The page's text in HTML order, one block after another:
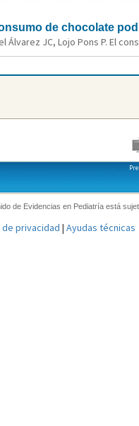
de chocolate
Álvarez JC, Lojo Pons P. El
de Evidencias en Pediatría está
privacidad | Ayudas técnicas